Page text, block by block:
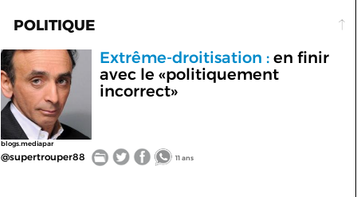
POLITIQUE
blogs.mediapar
Extrême-droitisation :en finir
avec le «politiquement
incorrect»
@supertrouper88 11 ans